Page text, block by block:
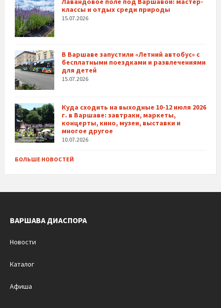
классы и отдых среди природы
15.07.2026
В Варшаве запустили «Летний автобус» с
бесплатными поездками и развлечениями
для детей
15.07.2026
Куда сходить на выходные 10-12 июля 2026
г. в Варшаве: завтраки, маркеты,
концерты, кино, музеи, выставки и
многое другое
10.07.2026
БОЛЬШЕ НОВОСТЕЙ
ВАРШАВА ДИАСПОРА
Новости
Каталог
Афиша